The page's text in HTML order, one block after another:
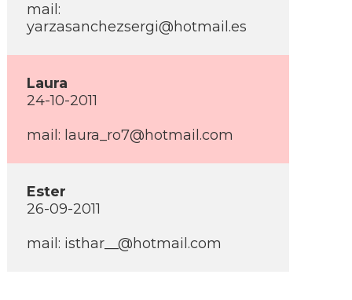
mail:
yarzasanchezsergi@hotmail.es
Laura
24-10-2011
mail: laura_ro7@hotmail.com
Ester
26-09-2011
mail: isthar__@hotmail.com